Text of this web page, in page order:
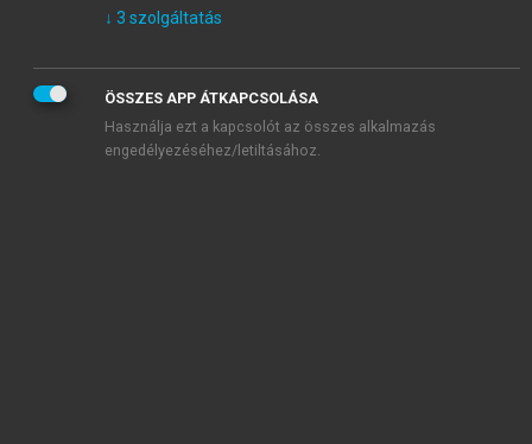
KIPRÓBÁLOM
↓ 3 szolgáltatás
ÖSSZES APP ÁTKAPCSOLÁSA
Használja ezt a kapcsolót az összes alkalmazás
engedélyezéséhez/letiltásához.